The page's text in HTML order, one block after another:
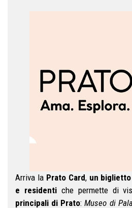
Arriva la Prato Card,un biglietto
e residenti che permette di
principali di Prato: Museo di